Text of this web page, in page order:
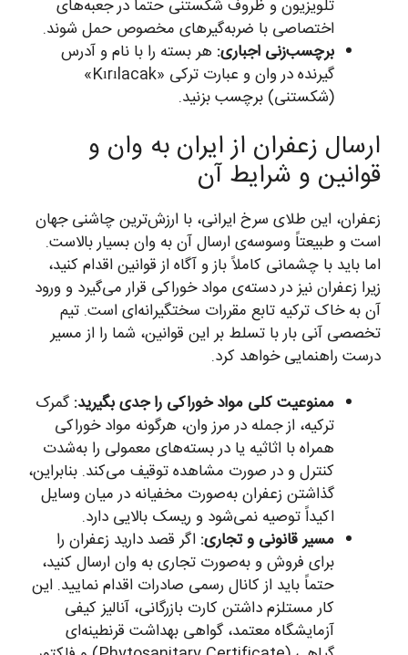
تلویزیون و ظروف شکستنی حتماً در جعبه‌های
اختصاصی با ضربه‌گیرهای مخصوص حمل شوند.
برچسب‌زنی اجباری: هر بسته را با نام و آدرس
گیرنده در وان و عبارت ترکی «Kırılacak»
(شکستنی) برچسب بزنید.
ارسال زعفران از ایران به وان و
قوانین و شرایط آن
زعفران، این طلای سرخ ایرانی، با ارزش‌ترین چاشنی جهان
است و طبیعتاً وسوسه‌ی ارسال آن به وان بسیار بالاست.
اما باید با چشمانی کاملاً باز و آگاه از قوانین اقدام کنید،
زیرا زعفران نیز در دسته‌ی مواد خوراکی قرار می‌گیرد و ورود
آن به خاک ترکیه تابع مقررات سختگیرانه‌ای است. تیم
تخصصی آنی بار با تسلط بر این قوانین، شما را از مسیر
درست راهنمایی خواهد کرد.
ممنوعیت کلی مواد خوراکی را جدی بگیرید: گمرک
ترکیه، از جمله در مرز وان، هرگونه مواد خوراکی
همراه با اثاثیه یا در بسته‌های معمولی را به‌شدت
کنترل و در صورت مشاهده توقیف می‌کند. بنابراین،
گذاشتن زعفران به‌صورت مخفیانه در میان وسایل
اکیداً توصیه نمی‌شود و ریسک بالایی دارد.
مسیر قانونی و تجاری: اگر قصد دارید زعفران را
برای فروش و به‌صورت تجاری به وان ارسال کنید،
حتماً باید از کانال رسمی صادرات اقدام نمایید. این
کار مستلزم داشتن کارت بازرگانی، آنالیز کیفی
آزمایشگاه معتمد، گواهی بهداشت قرنطینه‌ای